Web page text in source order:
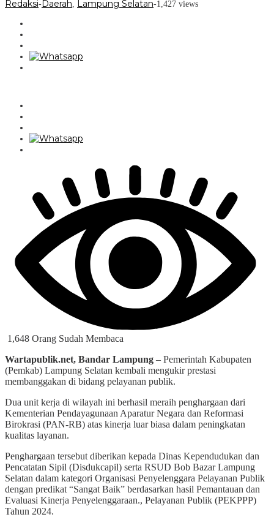
Redaksi-Daerah Lampung Selatan-1,427 views
1,648 Orang Sudah Membaca
Wartapublik.net, Bandar Lampung – Pemerintah Kabupaten
(Pemkab) Lampung Selatan kembali mengukir prestasi
membanggakan di bidang pelayanan publik.
Dua unit kerja di wilayah ini berhasil meraih penghargaan dari
Kementerian Pendayagunaan Aparatur Negara dan Reformasi
Birokrasi (PAN-RB) atas kinerja luar biasa dalam peningkatan
kualitas layanan.
Penghargaan tersebut diberikan kepada Dinas Kependudukan dan
Pencatatan Sipil (Disdukcapil) serta RSUD Bob Bazar Lampung
Selatan dalam kategori Organisasi Penyelenggara Pelayanan Publik
dengan predikat “Sangat Baik” berdasarkan hasil Pemantauan dan
Evaluasi Kinerja Penyelenggaraan., Pelayanan Publik (PEKPPP)
Tahun 2024.